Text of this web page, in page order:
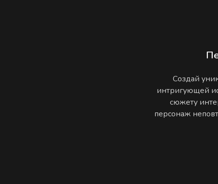
Создай
интригующей
сюжету
персонаж